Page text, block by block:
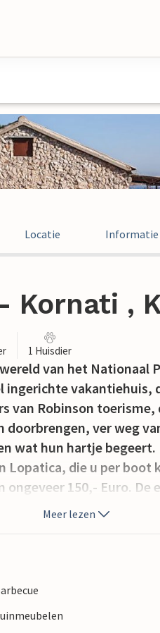
Locatie Informatie
Kornati ,
1 Huisdier
van het Nationaal
vakantiehuis,
van Robinson toerisme,
ver weg
wat hun hartje
Lopatica, die u per boot
150,- Euro. De
met de eigenaar
van het vasteland
extra Ellan 401 of
Meer lezen